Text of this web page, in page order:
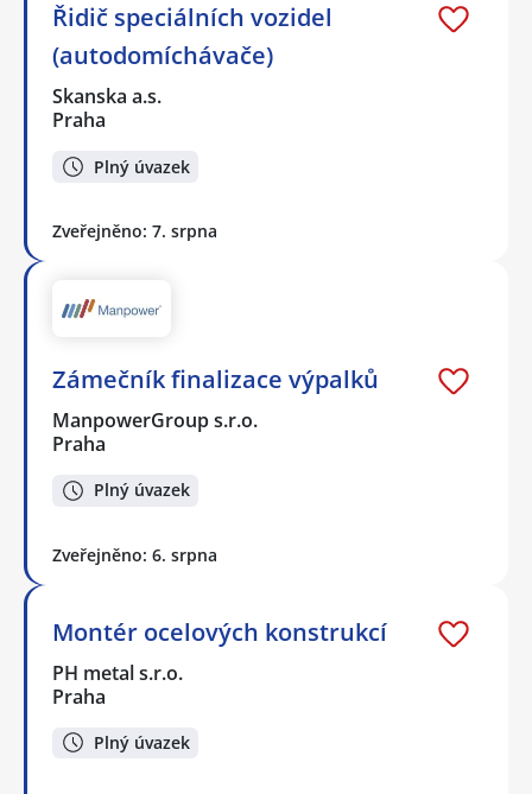
Řidič speciálních vozidel
(autodomíchávače)
Skanska a.s.
Praha
Plný úvazek
Zveřejněno: 7. srpna
Zámečník finalizace výpalků
ManpowerGroup s.r.o.
Praha
Plný úvazek
Zveřejněno: 6. srpna
Montér ocelových konstrukcí
PH metal s.r.o.
Praha
Plný úvazek